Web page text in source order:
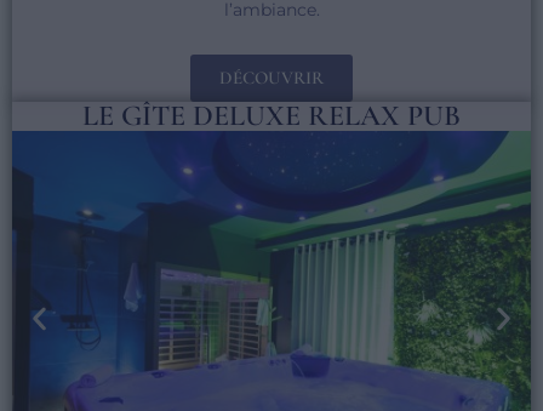
l’ambiance.
DÉCOUVRIR
LE GÎTE DELUXE RELAX PUB